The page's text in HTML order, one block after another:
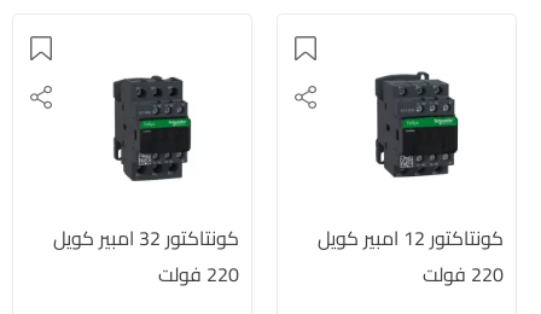
كونتاكتور 12 امبير كويل
220 فولت
كونتاكتور 32 امبير كويل
220 فولت